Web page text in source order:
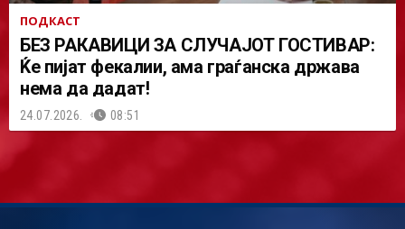
ПОДКАСТ
БЕЗ РАКАВИЦИ ЗА СЛУЧАЈОТ ГОСТИВАР:
Ќе пијат фекалии, ама граѓанска држава
нема да дадат!
24.07.2026. 08:51